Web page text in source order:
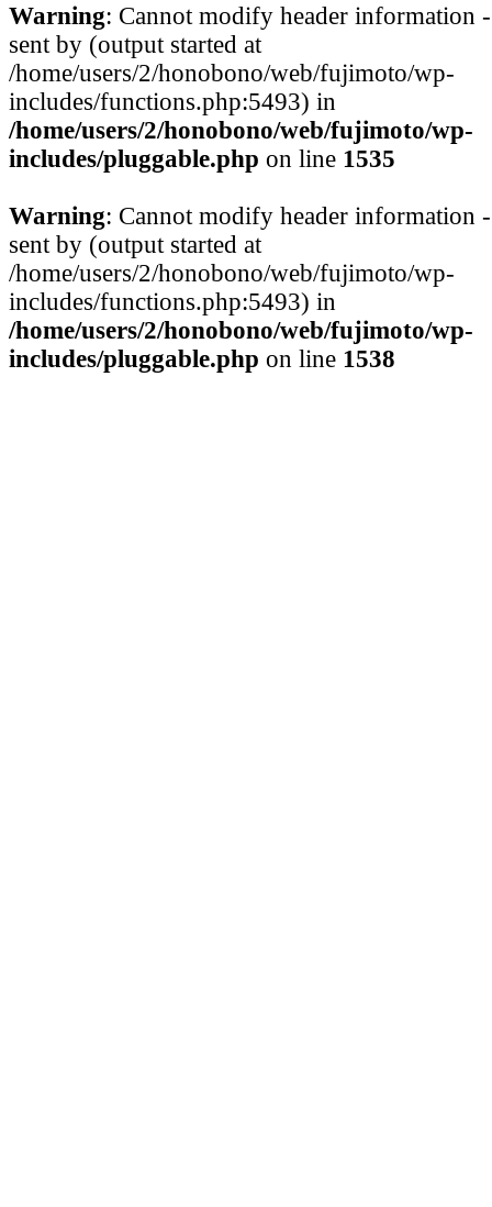
Warning: Cannot modify header information
sent by (output started at
/home/users/2/honobono/web/fujimoto/wp-
includes/functions.php:5493) in
/home/users/2/honobono/web/fujimoto/wp-
includes/pluggable.php on line 1535
Warning: Cannot modify header information
sent by (output started at
/home/users/2/honobono/web/fujimoto/wp-
includes/functions.php:5493) in
/home/users/2/honobono/web/fujimoto/wp-
includes/pluggable.php on line 1538